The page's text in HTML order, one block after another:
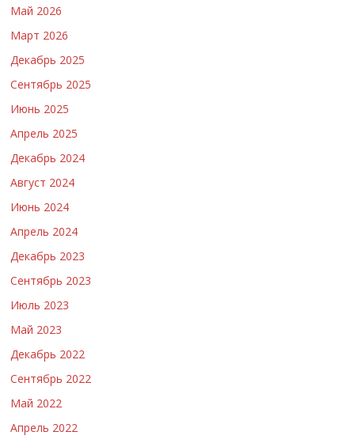
Май 2026
Март 2026
Декабрь 2025
Сентябрь 2025
Июнь 2025
Апрель 2025
Декабрь 2024
Август 2024
Июнь 2024
Апрель 2024
Декабрь 2023
Сентябрь 2023
Июль 2023
Май 2023
Декабрь 2022
Сентябрь 2022
Май 2022
Апрель 2022